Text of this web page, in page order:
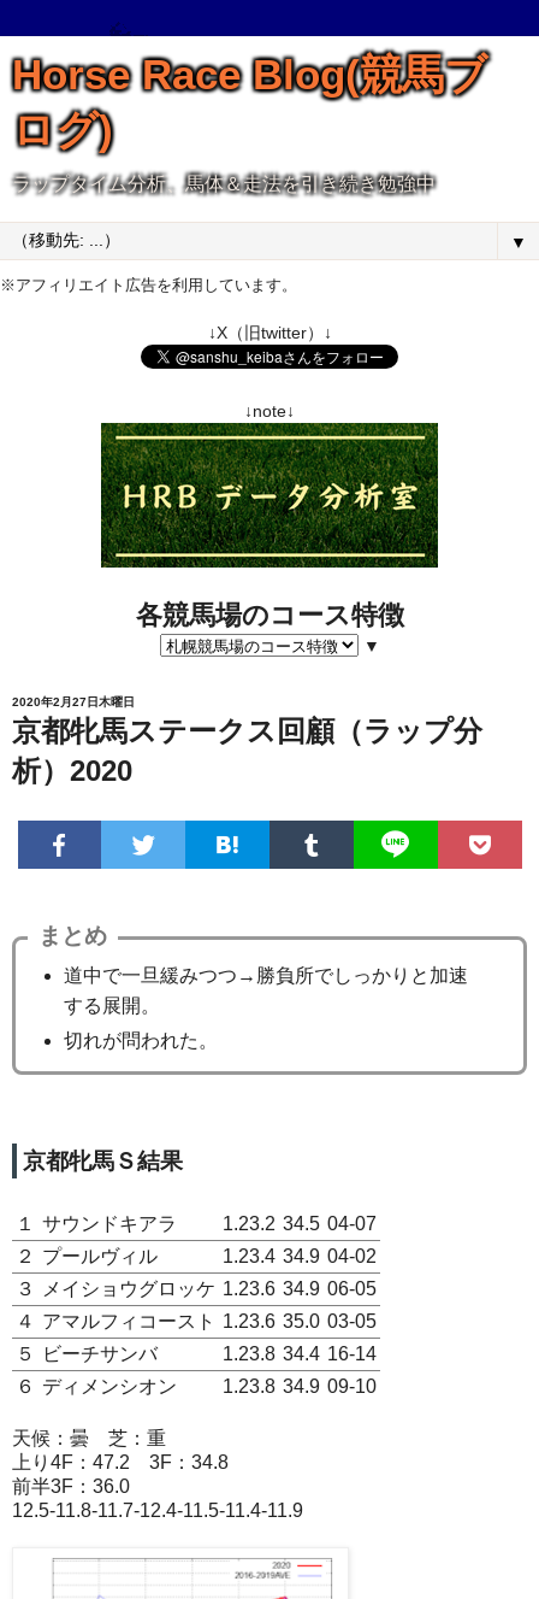
Horse Race Blog(競馬ブ
ログ)
ラップタイム分析、馬体＆走法を引き続き勉強中
▼
※アフィリエイト広告を利用しています。
↓X（旧twitter）↓
↓note↓
各競馬場のコース特徴
▼
2020年2月27日木曜日
京都牝馬ステークス回顧（ラップ分
析）2020
まとめ
道中で一旦緩みつつ→勝負所でしっかりと加速
する展開。
切れが問われた。
京都牝馬Ｓ結果
１ サウンドキアラ 1.23.2 34.5 04-07
２
プールヴィル 1.23.4 34.9 04-02
３
メイショウグロッケ 1.23.6 34.9 06-05
４ アマルフィコースト 1.23.6 35.0 03-05
５
ビーチサンバ 1.23.8 34.4 16-14
６
ディメンシオン 1.23.8 34.9 09-10
天候：曇 芝：重
上り4F：47.2 3F：34.8
前半3F：36.0
12.5-11.8-11.7-12.4-11.5-11.4-11.9